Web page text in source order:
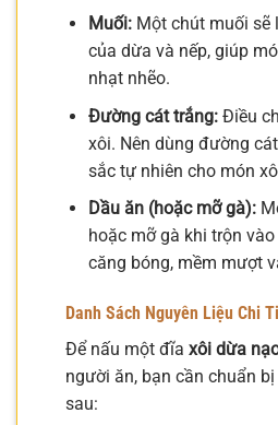
Muối:Một chút muối sẽ
của dừa và nếp, giúp
nhạt nhẽo.
Đường cát trắng:Điều
xôi. Nên dùng đường
sắc tự nhiên cho món
Dầu ăn (hoặc mỡ gà):
hoặc mỡ gà khi trộn
căng bóng, mềm mượt
Danh Sách Nguyên Liệu Chi
Để nấu một đĩa xôi dừa
người ăn, bạn cần chuẩn
sau: